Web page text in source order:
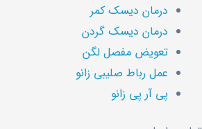
درمان دیسک کمر
درمان دیسک گردن
تعویض مفصل لگن
عمل رباط صلیبی زانو
پی آر پی زانو